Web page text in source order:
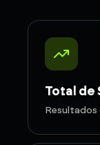
Total de
Resultados